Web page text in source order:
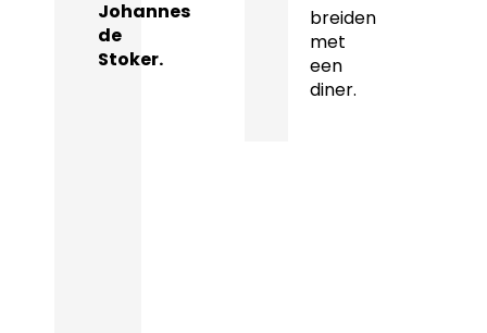
Johannes
de
Stoker.
breiden
met
een
diner.